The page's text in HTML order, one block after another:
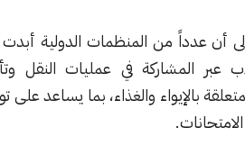
المنظمات الدولية أبدت ‏استعدادها
في عمليات ‏النقل وتأمين بعض
‏والغذاء، بما يساعد على توفير الظروف